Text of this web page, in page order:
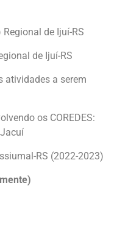
de Ijuí-RS
de Ijuí-RS
atividades a serem
os COREDES:
RS (2022-2023)